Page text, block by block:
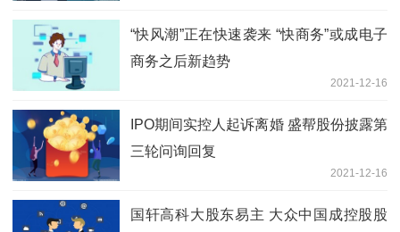
“快风潮”正在快速袭来 “快商务”或成电子
商务之后新趋势
2021-12-16
IPO期间实控人起诉离婚 盛帮股份披露第
三轮问询回复
2021-12-16
国轩高科大股东易主 大众中国成控股股